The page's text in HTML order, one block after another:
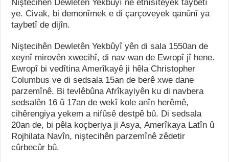
Niştecihên Dewletên Yekbûyî ne etnîsîteyek taybetî
ye. Civak, bi demonîmek e di çarçoveyek qanûnî ya
taybetî de dijîn.
Niştecihên Dewletên Yekbûyî yên di sala 1550an de
xeynî mirovên xwecihî, di nav wan de Ewropî jî hene.
Ewropî bi vedîtina Amerîkayê ji hêla Christopher
Columbus ve di sedsala 15an de berê xwe dane
parzemînê. Bi tevlêbûna Afrîkayiyên ku di navbera
sedsalên 16 û 17an de wekî kole anîn herêmê,
cihêrengiya yekem a nifûsê destpê bû. Di sedsala
20an de, bi pêla koçberiya ji Asya, Amerîkaya Latîn û
Rojhilata Navîn, niştecihên parzemînê zêdetir
cûrbecûr bû.